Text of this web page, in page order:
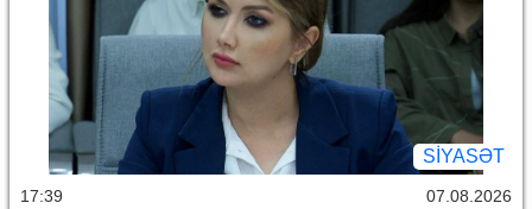
SİYASƏT
17:39 07.08.2026